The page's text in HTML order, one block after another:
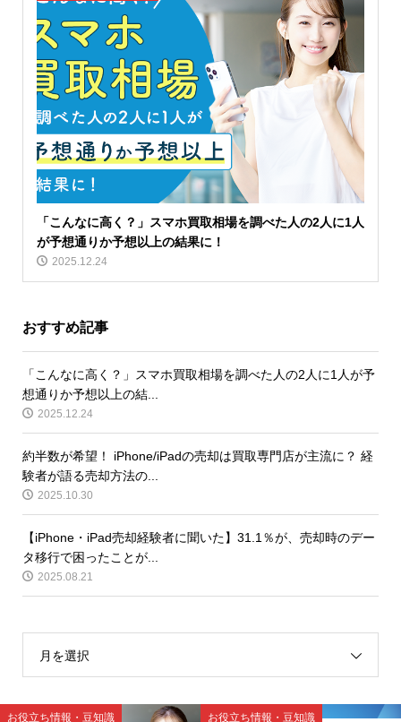
「こんなに高く？」スマホ買取相場を調べた人の2人に1人
が予想通りか予想以上の結果に！
2025.12.24
おすすめ記事
「こんなに高く？」スマホ買取相場を調べた人の2人に1人が予
想通りか予想以上の結...
2025.12.24
約半数が希望！ iPhone/iPadの売却は買取専門店が主流に？ 経
験者が語る売却方法の...
2025.10.30
【iPhone・iPad売却経験者に聞いた】31.1％が、売却時のデー
タ移行で困ったことが...
2025.08.21
月を選択
お役立ち情報・豆知識 お役立ち情報・豆知識